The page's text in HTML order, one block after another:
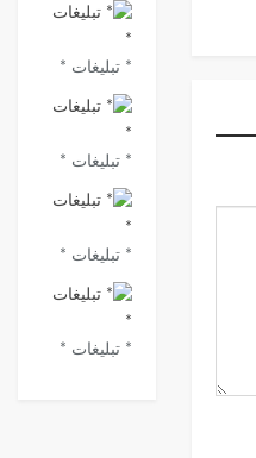
* تبلیغات *
* تبلیغات *
* تبلیغات *
* تبلیغات *